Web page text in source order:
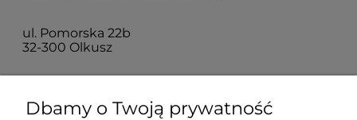
ul. Pomorska 22b
32-300 Olkusz
O nas
Dbamy o Twoją prywatność